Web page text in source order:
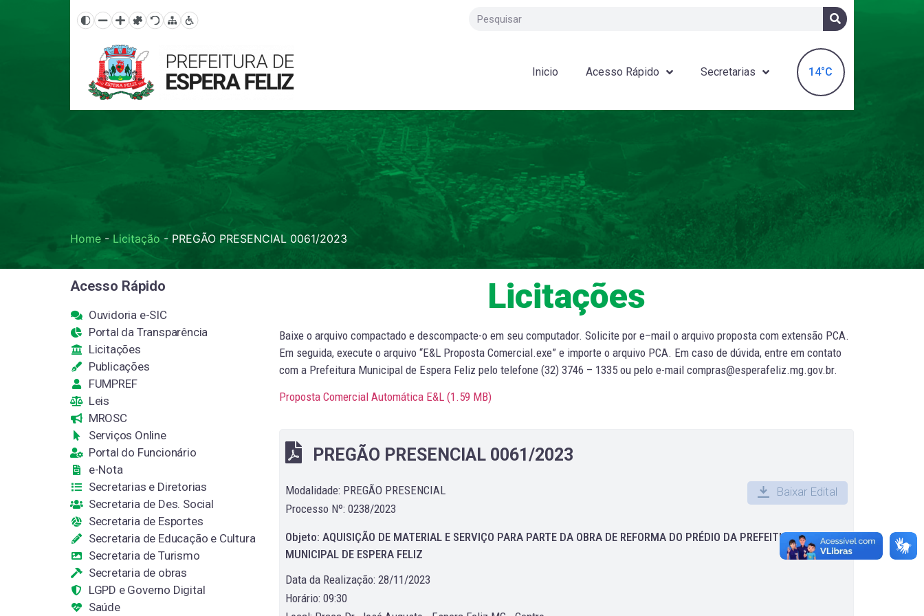
Inicio Acesso Rápido Secretarias 14°C
Home -Licitação- PREGÃO PRESENCIAL 0061/2023
Acesso Rápido
Ouvidoria e-SIC
Portal da Transparência
Licitações
Publicações
FUMPREF
Leis
MROSC
Serviços Online
Portal do Funcionário
e-Nota
Secretarias e Diretorias
Secretaria de Des. Social
Secretaria de Esportes
Secretaria de Educação e Cultura
Secretaria de Turismo
Secretaria de obras
LGPD e Governo Digital
Saúde
Licitações
Baixe o arquivo compactado e descompacte-o em seu computador. Solicite por e–mail o arquivo proposta com extensão PCA.
Em seguida, execute o arquivo “E&L Proposta Comercial.exe” e importe o arquivo PCA. Em caso de dúvida, entre em contato
com a Prefeitura Municipal de Espera Feliz pelo telefone (32) 3746 – 1335 ou pelo e-mail compras@esperafeliz.mg.gov.br.
Proposta Comercial Automática E&L (1.59 MB)
PREGÃO PRESENCIAL 0061/2023
Modalidade: PREGÃO PRESENCIAL
Processo Nº: 0238/2023
Baixar Edital
Objeto: AQUISIÇÃO DE MATERIAL E SERVIÇO PARA PARTE DA OBRA DE REFORMA DO PRÉDIO DA PREFEITURA
MUNICIPAL DE ESPERA FELIZ
Data da Realização: 28/11/2023
Horário: 09:30